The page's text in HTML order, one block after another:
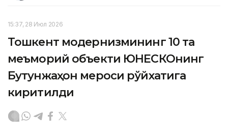
15:37, 28 Июл 2026
Тошкент модернизмининг 10 та
меъморий объекти ЮНEСКОнинг
Бутунжаҳон мероси рўйхатига
киритилди